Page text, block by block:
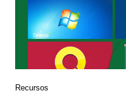
Recursos